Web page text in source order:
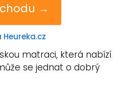
→
matraci, která nabízí
se jednat o dobrý